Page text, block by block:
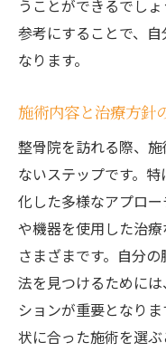
うことができるでし
参考にすることで、
なります。
施術内容と治療方針
整骨院を訪れる際、
ないステップです。
化した多様なアプロ
や機器を使用した治
さまざまです。自分
法を見つけるために
ションが重要となり
状に合った施術を選